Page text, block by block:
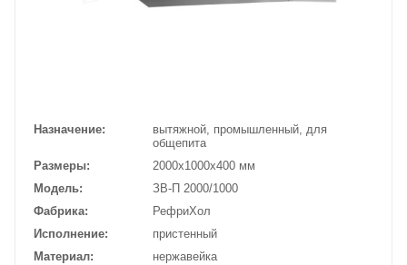
Назначение
вытяжной, промышленный, для
общепита
Размеры
2000х1000х400 мм
Модель
ЗВ-П 2000/1000
Фабрика
РефриХол
Исполнение
пристенный
Материал
нержавейка